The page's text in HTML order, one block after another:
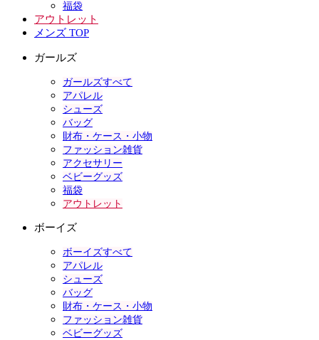
福袋
アウトレット
メンズ TOP
ガールズ
ガールズすべて
アパレル
シューズ
バッグ
財布・ケース・小物
ファッション雑貨
アクセサリー
ベビーグッズ
福袋
アウトレット
ボーイズ
ボーイズすべて
アパレル
シューズ
バッグ
財布・ケース・小物
ファッション雑貨
ベビーグッズ